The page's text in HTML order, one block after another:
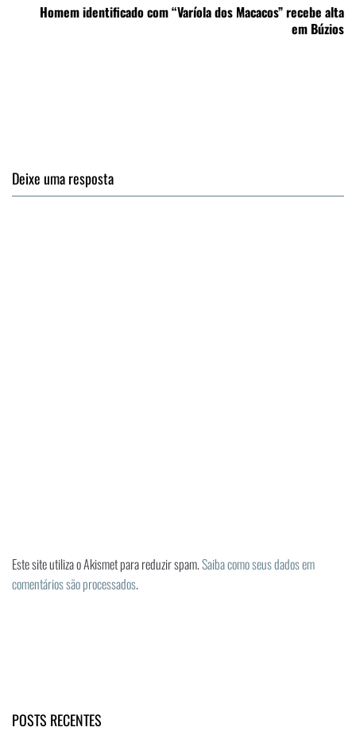
Homem identificado com “Varíola dos Macacos” recebe alta
em Búzios
Deixe uma resposta
Este site utiliza o Akismet para reduzir spam.Saiba como seus dados em
comentários são processados.
POSTS RECENTES